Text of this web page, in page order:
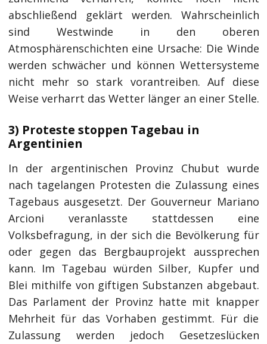
abschließend geklärt werden. Wahrscheinlich
sind Westwinde in den oberen
Atmosphärenschichten eine Ursache: Die Winde
werden schwächer und können Wettersysteme
nicht mehr so stark vorantreiben. Auf diese
Weise verharrt das Wetter länger an einer Stelle.
3) Proteste stoppen Tagebau in
Argentinien
In der argentinischen Provinz Chubut wurde
nach tagelangen Protesten die Zulassung eines
Tagebaus ausgesetzt. Der Gouverneur Mariano
Arcioni veranlasste stattdessen eine
Volksbefragung, in der sich die Bevölkerung für
oder gegen das Bergbauprojekt aussprechen
kann. Im Tagebau würden Silber, Kupfer und
Blei mithilfe von giftigen Substanzen abgebaut.
Das Parlament der Provinz hatte mit knapper
Mehrheit für das Vorhaben gestimmt. Für die
Zulassung werden jedoch Gesetzeslücken